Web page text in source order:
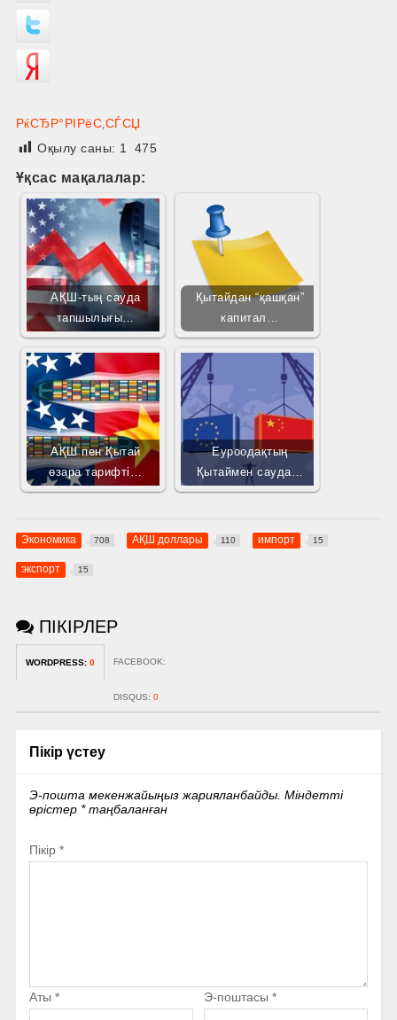
РќСЂР°РІРёС‚СЃСЏ
Оқылу саны: 1 475
Ұқсас мақалалар:
АҚШ-тың сауда
тапшылығы…
Қытайдан “қашқан”
капитал…
АҚШ пен Қытай
өзара тарифті…
Еуроодақтың
Қытаймен сауда…
Экономика 708 АҚШ доллары 110 импорт 15
экспорт 15
ПІКІРЛЕР
WORDPRESS: 0 FACEBOOK:
DISQUS: 0
Пікір үстеу
Э-пошта мекенжайыңыз жарияланбайды. Міндетті
өрістер *таңбаланған
Пікір *
Аты * Э-поштасы *